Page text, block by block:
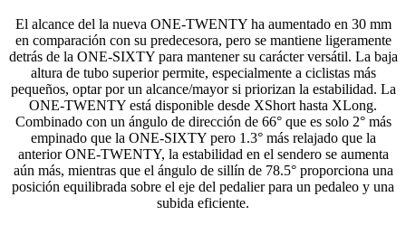
El alcance del la nueva ONE-TWENTY ha aumentado en 30 mm
en comparación con su predecesora, pero se mantiene ligeramente
detrás de la ONE-SIXTY para mantener su carácter versátil. La baja
altura de tubo superior permite, especialmente a ciclistas más
pequeños, optar por un alcance/mayor si priorizan la estabilidad. La
ONE-TWENTY está disponible desde XShort hasta XLong.
Combinado con un ángulo de dirección de 66° que es solo 2° más
empinado que la ONE-SIXTY pero 1.3° más relajado que la
anterior ONE-TWENTY, la estabilidad en el sendero se aumenta
aún más, mientras que el ángulo de sillín de 78.5° proporciona una
posición equilibrada sobre el eje del pedalier para un pedaleo y una
subida eficiente.